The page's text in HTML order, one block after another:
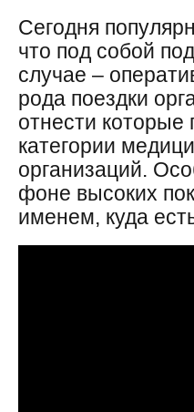
Сегодня
что под собой
случае –
рода поездки
отнести которые
категории
организаций.
фоне высоких
именем, куда